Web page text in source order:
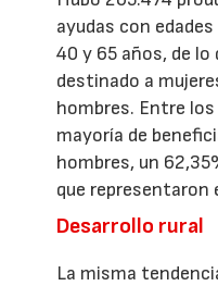
ayudas con
40 y 65 años, de lo
destinado a
hombres. Entre
mayoría de
hombres, un
que representaron
Desarrollo rural
La misma